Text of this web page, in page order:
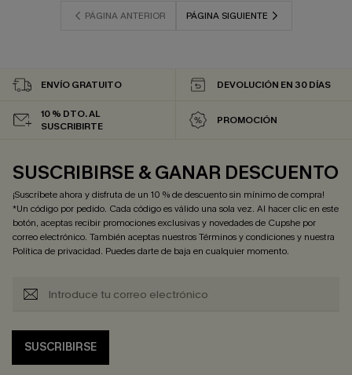
PÁGINA ANTERIOR PÁGINA SIGUIENTE
ENVÍO GRATUITO DEVOLUCIÓN EN 30 DÍAS
10 % DTO. AL
SUSCRIBIRTE
PROMOCIÓN
SUSCRIBIRSE & GANAR DESCUENTO
¡Suscríbete ahora y disfruta de un 10 % de descuento sin mínimo de compra!
*Un código por pedido. Cada código es válido una sola vez. Al hacer clic en este
botón, aceptas recibir promociones exclusivas y novedades de Cupshe por
correo electrónico. También aceptas nuestrosTérminos y condicionesy nuestra
Política de privacidad. Puedes darte de baja en cualquier momento.
SUSCRIBIRSE